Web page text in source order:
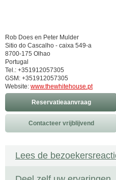
Rob Does en Peter Mulder
Sitio do Cascalho - caixa 549-a
8700-175 Olhao
Portugal
Tel.: +351912057305
GSM: +351912057305
Website: www.thewhitehouse.pt
Reservatieaanvraag
Contacteer vrijblijvend
Lees de